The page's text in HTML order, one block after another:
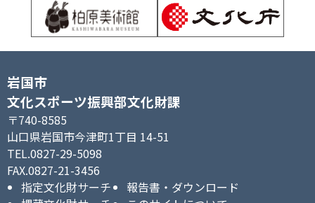
岩国市
文化スポーツ振興部文化財課
〒740-8585
山口県岩国市今津町1丁目 14-51
TEL.0827-29-5098
FAX.0827-21-3456
指定文化財サーチ
報告書・ダウンロード